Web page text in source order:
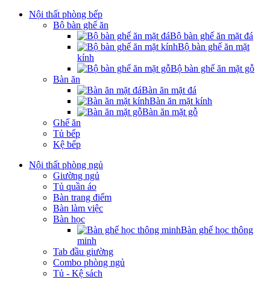
Nội thất phòng bếp
Bộ bàn ghế ăn
Bộ bàn ghế ăn mặt đá
Bộ bàn ghế ăn mặt
kính
Bộ bàn ghế ăn mặt gỗ
Bàn ăn
Bàn ăn mặt đá
Bàn ăn mặt kính
Bàn ăn mặt gỗ
Ghế ăn
Tủ bếp
Kệ bếp
Nội thất phòng ngủ
Giường ngủ
Tủ quần áo
Bàn trang điểm
Bàn làm việc
Bàn học
Bàn ghế học thông
minh
Tab đầu giường
Combo phòng ngủ
Tủ - Kệ sách